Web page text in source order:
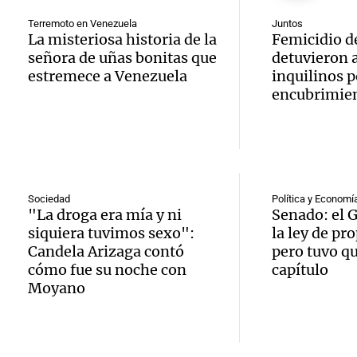
Ahora país
Episodios
Rafael
Ahora país
Episodios
Audio.
Villa
Audio.
Terremoto en Venezuela
La misteriosa historia de la
señora de uñas bonitas que
estremece a Venezuela
Juntos
Femicidio
detuvieron
inquilinos
Sociedad
"La droga era mía y ni
siquiera tuvimos sexo":
Candela Arizaga contó
cómo fue su noche con
Moyano
Política y
Senado: el
la ley de
pero tuvo
capítulo